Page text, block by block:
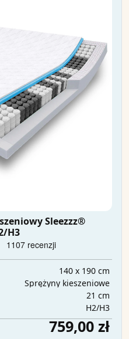
Sleezzz®
H3
140 x 190 cm
Sprężyny kieszeniowe
21 cm
H2/H3
759,00 zł